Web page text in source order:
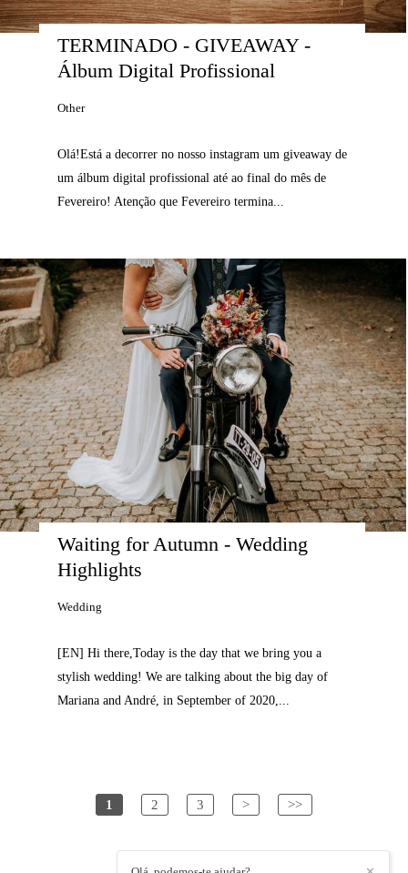
TERMINADO - GIVEAWAY -
Álbum Digital Profissional
Other
Olá!Está a decorrer no nosso instagram um giveaway de
um álbum digital profissional até ao final do mês de
Fevereiro! Atenção que Fevereiro termina...
Waiting for Autumn - Wedding
Highlights
Wedding
[EN] Hi there,Today is the day that we bring you a
stylish wedding! We are talking about the big day of
Mariana and André, in September of 2020,...
1 2 3 > >>